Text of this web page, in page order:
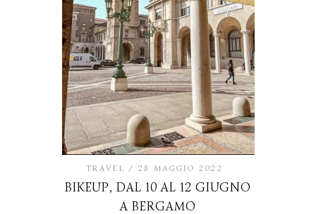
TRAVEL 28 MAGGIO 2022
BIKEUP, DAL 10 AL 12 GIUGNO
A BERGAMO